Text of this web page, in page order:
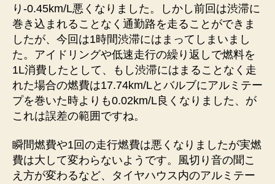
り-0.45km/L悪くなりました。しかし前回は渋滞に
巻き込まれることなく通勤路を走ることができま
したが、今回は1時間渋滞にはまってしまいまし
た。アイドリングや低速走行の繰り返しで燃料を
1L消費したとして、もし渋滞にはまることなく走
れた場合の燃費は17.74km/Lとバルブにアルミテー
プを巻いた時よりも0.02km/L良くなりました、が
これは誤差の範囲ですね。
瞬間燃費や1回の走行燃費は悪くなりましたが実燃
費は大して変わらないようです。風切り音の聞こ
え方が変わるなど、タイヤハウス内のアルミテー